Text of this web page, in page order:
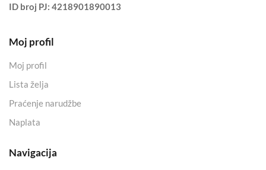
ID broj PJ: 4218901890013
Moj profil
Moj profil
Lista želja
Praćenje narudžbe
Naplata
Navigacija